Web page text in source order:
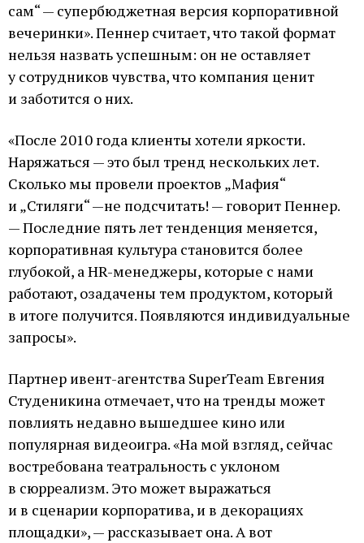
сам“ — супербюджетная версия корпоративной
вечеринки». Пеннер считает, что такой формат
нельзя назвать успешным: он не оставляет
у сотрудников чувства, что компания ценит
и заботится о них.
«После 2010 года клиенты хотели яркости.
Наряжаться — это был тренд нескольких лет.
Сколько мы провели проектов „Мафия“
и „Стиляги“ —не подсчитать! — говорит Пеннер.
— Последние пять лет тенденция меняется,
корпоративная культура становится более
глубокой, а HR-менеджеры, которые с нами
работают, озадачены тем продуктом, который
в итоге получится. Появляются индивидуальные
запросы».
Партнер ивент-агентства SuperTeam Евгения
Студеникина отмечает, что на тренды может
повлиять недавно вышедшее кино или
популярная видеоигра. «На мой взгляд, сейчас
востребована театральность с уклоном
в сюрреализм. Это может выражаться
и в сценарии корпоратива, и в декорациях
площадки», — рассказывает она. А вот